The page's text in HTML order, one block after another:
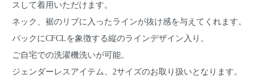
スして着用いただけます。
ネック、裾のリブに入ったラインが抜け感を与えてくれます。
バックにCFCLを象徴する縦のラインデザイン入り。
ご自宅での洗濯機洗いが可能。
ジェンダーレスアイテム、2サイズのお取り扱いとなります。